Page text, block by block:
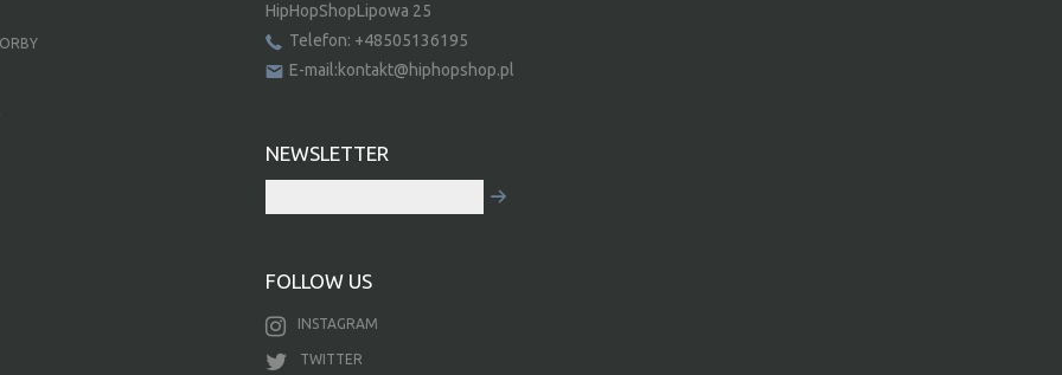
HipHopShopLipowa 25
Telefon: +48505136195
E-mail:kontakt@hiphopshop.pl
NEWSLETTER
FOLLOW US
INSTAGRAM
TWITTER